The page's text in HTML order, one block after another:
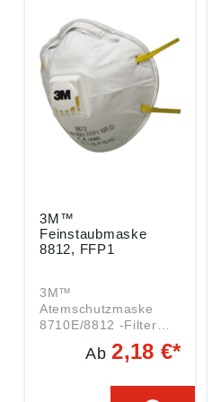
info@mmm.com
3M™
Feinstaubmaske
8812, FFP1
3M™
Atemschutzmaske
8710E/8812 -Filter
Filterklasse: FFP1 -
- 3M hat ein breites
Ab2,18 €*